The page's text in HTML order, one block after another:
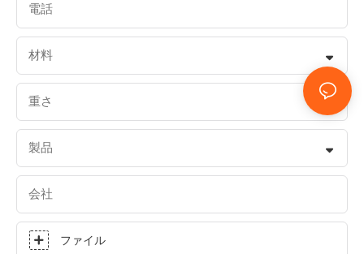
電話
材料
重さ
製品
会社
ファイル